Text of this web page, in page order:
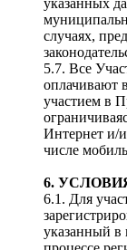
случаях,
5.7. Все
оплачивают
участием в
Интернет и/
числе
6.
6.1. Для
указанный в